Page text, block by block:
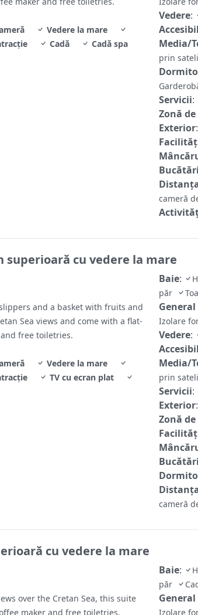
Vedere la mare
Cadă Cadă spa
Vedere:
Media/
prin
Servicii:
Zonă
Exterior:
cameră
superioară cu vedere la mare
and a basket with fruits and
Sea views and come with a flat-
free toiletries.
Vedere la mare
TV cu ecran plat
Baie:
păr
General
Izolare
Vedere:
Media/
prin
Servicii:
Exterior:
Zonă
cameră
cu vedere la mare
over the Cretan Sea, this suite
maker and free toiletries.
Baie:
păr
General
Izolare